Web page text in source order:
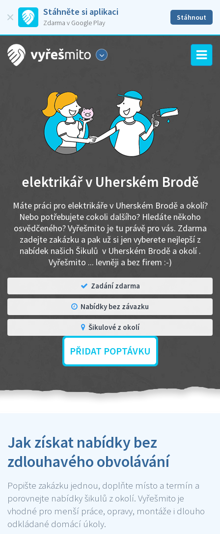
Stáhněte si aplikaci
Zdarma v Google Play
Stáhnout
elektrikář v Uherském Brodě
Máte práci pro elektrikáře v Uherském Brodě a okolí?
Nebo potřebujete cokoli dalšího? Hledáte někoho
osvědčeného? Vyřešmito je tu právě pro vás. Zdarma
zadejte zakázku a pak už si jen vyberete nejlepší z
nabídek našich Šikulů v Uherském Brodě a okolí .
Vyřešmito ... levněji a bez firem :-)
Zadání zdarma
Nabídky bez závazku
Šikulové z okolí
PŘIDAT POPTÁVKU
Jak získat nabídky bez
zdlouhavého obvolávání
Popište zakázku jednou, doplňte místo a termín a
porovnejte nabídky šikulů z okolí. Vyřešmito je
vhodné pro menší práce, opravy, montáže i dlouho
odkládané domácí úkoly.